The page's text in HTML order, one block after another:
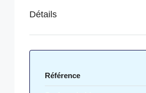
Détails
Référence